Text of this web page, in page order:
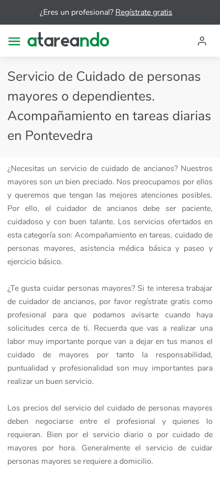
¿Eres un profesional?Regístrate gratis
Servicio de Cuidado de personas
mayores o dependientes.
Acompañamiento en tareas diarias
en Pontevedra
¿Necesitas un servicio de cuidado de ancianos? Nuestros
mayores son un bien preciado. Nos preocupamos por ellos
y queremos que tengan las mejores atenciones posibles.
Por ello, el cuidador de ancianos debe ser paciente,
cuidadoso y con buen talante. Los servicios ofertados en
esta categoría son: Acompañamiento en tareas, cuidado de
personas mayores, asistencia médica básica y paseo y
ejercicio básico.
¿Te gusta cuidar personas mayores? Si te interesa trabajar
de cuidador de ancianos, por favor regístrate gratis como
profesional para que podamos avisarte cuando haya
solicitudes cerca de ti. Recuerda que vas a realizar una
labor muy importante porque van a dejar en tus manos el
cuidado de mayores por tanto la responsabilidad,
puntualidad y profesionalidad son muy importantes para
realizar un buen servicio.
Los precios del servicio del cuidado de personas mayores
deben negociarse entre el profesional y quienes lo
requieran. Bien por el servicio diario o por cuidado de
mayores por hora. Generalmente el servicio de cuidar
personas mayores se requiere a domicilio.